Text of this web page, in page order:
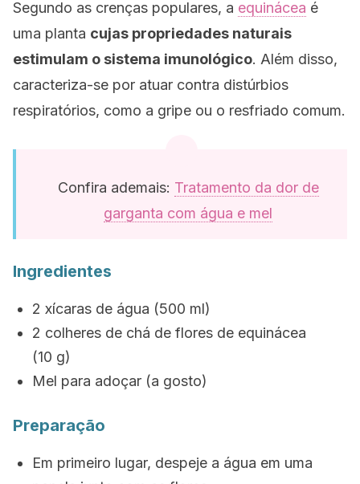
Segundo as crenças populares, a equinácea é
uma planta cujas propriedades naturais
estimulam o sistema imunológico. Além disso,
caracteriza-se por atuar contra distúrbios
respiratórios, como a gripe ou o resfriado comum.
Confira ademais: Tratamento da dor de
garganta com água e mel
Ingredientes
2 xícaras de água (500 ml)
2 colheres de chá de flores de equinácea
(10 g)
Mel para adoçar (a gosto)
Preparação
Em primeiro lugar, despeje a água em uma